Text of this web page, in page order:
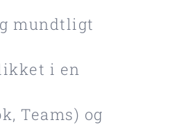
mundtligt
i en
Teams) og